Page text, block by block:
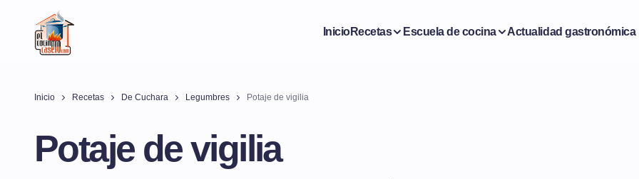
InicioRecetas Escuela de cocina Actualidad gastronómica
Inicio Recetas De Cuchara Legumbres Potaje de vigilia
Potaje de vigilia